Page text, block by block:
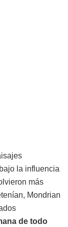
la influencia
más
Mondrian
de todo